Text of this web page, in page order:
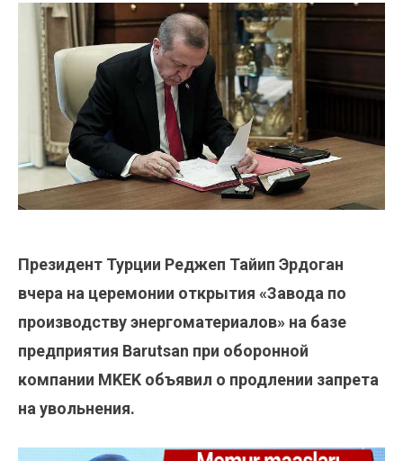
Президент Турции Реджеп Тайип Эрдоган
вчера на церемонии открытия «Завода по
производству энергоматериалов» на базе
предприятия Barutsan при оборонной
компании MKEK объявил о продлении запрета
на увольнения.